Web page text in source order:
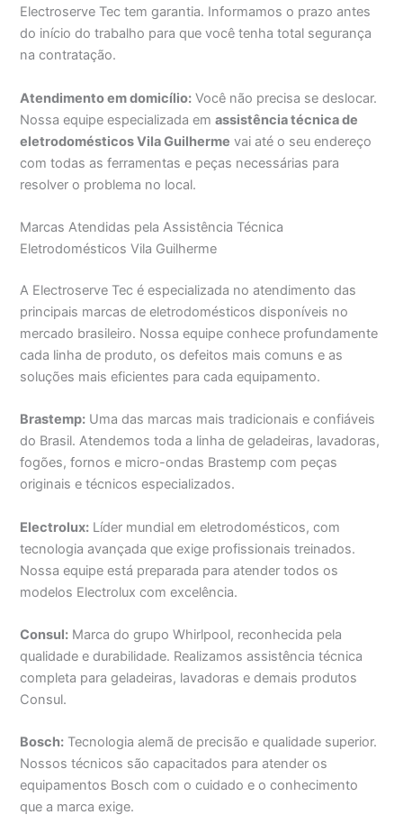
Electroserve Tec tem garantia. Informamos o prazo antes
do início do trabalho para que você tenha total segurança
na contratação.
Atendimento em domicílio: Você não precisa se deslocar.
Nossa equipe especializada emassistência técnica de
eletrodomésticos Vila Guilherme vai até o seu endereço
com todas as ferramentas e peças necessárias para
resolver o problema no local.
Marcas Atendidas pela Assistência Técnica
Eletrodomésticos Vila Guilherme
A Electroserve Tec é especializada no atendimento das
principais marcas de eletrodomésticos disponíveis no
mercado brasileiro. Nossa equipe conhece profundamente
cada linha de produto, os defeitos mais comuns e as
soluções mais eficientes para cada equipamento.
Brastemp: Uma das marcas mais tradicionais e confiáveis
do Brasil. Atendemos toda a linha de geladeiras, lavadoras,
fogões, fornos e micro-ondas Brastemp com peças
originais e técnicos especializados.
Electrolux: Líder mundial em eletrodomésticos, com
tecnologia avançada que exige profissionais treinados.
Nossa equipe está preparada para atender todos os
modelos Electrolux com excelência.
Consul: Marca do grupo Whirlpool, reconhecida pela
qualidade e durabilidade. Realizamos assistência técnica
completa para geladeiras, lavadoras e demais produtos
Consul.
Bosch: Tecnologia alemã de precisão e qualidade superior.
Nossos técnicos são capacitados para atender os
equipamentos Bosch com o cuidado e o conhecimento
que a marca exige.